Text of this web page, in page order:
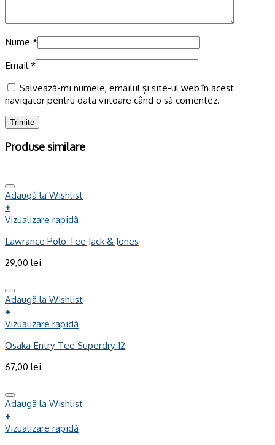
Nume *
Email *
Salvează-mi numele, emailul și site-ul web în acest
navigator pentru data viitoare când o să comentez.
Produse similare
Adaugă la Wishlist
+
Vizualizare rapidă
Lawrance Polo Tee Jack & Jones
29,00 lei
Adaugă la Wishlist
+
Vizualizare rapidă
Osaka Entry Tee Superdry 12
67,00 lei
Adaugă la Wishlist
+
Vizualizare rapidă